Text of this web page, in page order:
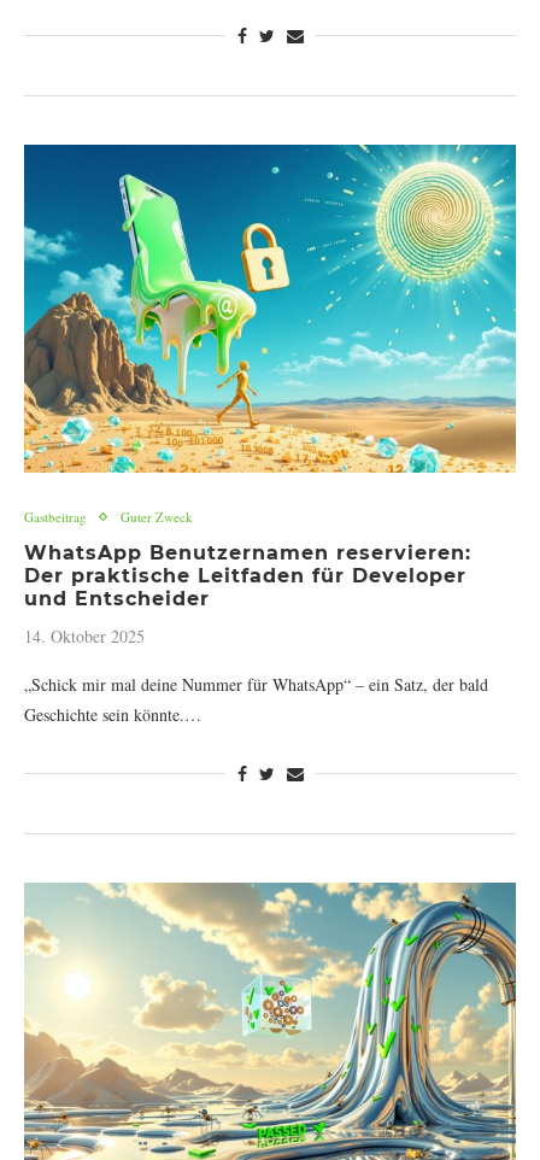
Gastbeitrag Guter Zweck
WhatsApp Benutzernamen reservieren:
Der praktische Leitfaden für Developer
und Entscheider
14. Oktober 2025
„Schick mir mal deine Nummer für WhatsApp“ – ein Satz, der bald
Geschichte sein könnte.…